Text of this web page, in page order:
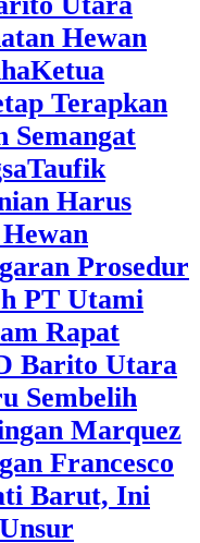
Hewan
Ketua
Terapkan
Taufik
Harus
Prosedur
PT Utami
Rapat
Barito Utara
Sembelih
Marquez
Francesco
Barut, Ini
Unsur